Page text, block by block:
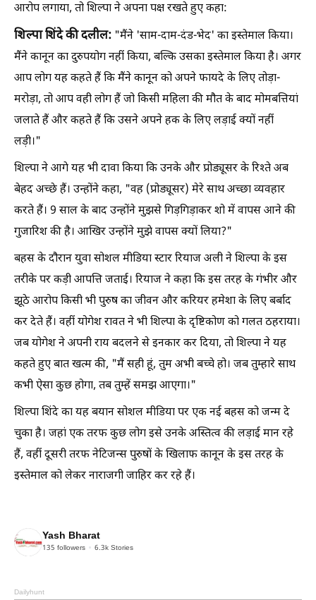
आरोप लगाया, तो शिल्पा ने अपना पक्ष रखते हुए कहा:
शिल्पा शिंदे की दलील: "मैंने 'साम-दाम-दंड-भेद' का इस्तेमाल किया।
मैंने कानून का दुरुपयोग नहीं किया, बल्कि उसका इस्तेमाल किया है। अगर
आप लोग यह कहते हैं कि मैंने कानून को अपने फायदे के लिए तोड़ा-
मरोड़ा, तो आप वही लोग हैं जो किसी महिला की मौत के बाद मोमबत्तियां
जलाते हैं और कहते हैं कि उसने अपने हक के लिए लड़ाई क्यों नहीं
लड़ी।"
शिल्पा ने आगे यह भी दावा किया कि उनके और प्रोड्यूसर के रिश्ते अब
बेहद अच्छे हैं। उन्होंने कहा, "वह (प्रोड्यूसर) मेरे साथ अच्छा व्यवहार
करते हैं। 9 साल के बाद उन्होंने मुझसे गिड़गिड़ाकर शो में वापस आने की
गुजारिश की है। आखिर उन्होंने मुझे वापस क्यों लिया?"
बहस के दौरान युवा सोशल मीडिया स्टार रियाज अली ने शिल्पा के इस
तरीके पर कड़ी आपत्ति जताई। रियाज ने कहा कि इस तरह के गंभीर और
झूठे आरोप किसी भी पुरुष का जीवन और करियर हमेशा के लिए बर्बाद
कर देते हैं। वहीं योगेश रावत ने भी शिल्पा के दृष्टिकोण को गलत ठहराया।
जब योगेश ने अपनी राय बदलने से इनकार कर दिया, तो शिल्पा ने यह
कहते हुए बात खत्म की, "मैं सही हूं, तुम अभी बच्चे हो। जब तुम्हारे साथ
कभी ऐसा कुछ होगा, तब तुम्हें समझ आएगा।"
शिल्पा शिंदे का यह बयान सोशल मीडिया पर एक नई बहस को जन्म दे
चुका है। जहां एक तरफ कुछ लोग इसे उनके अस्तित्व की लड़ाई मान रहे
हैं, वहीं दूसरी तरफ नेटिजन्स पुरुषों के खिलाफ कानून के इस तरह के
इस्तेमाल को लेकर नाराजगी जाहिर कर रहे हैं।
Yash Bharat
135 followers 6.3k Stories
Dailyhunt